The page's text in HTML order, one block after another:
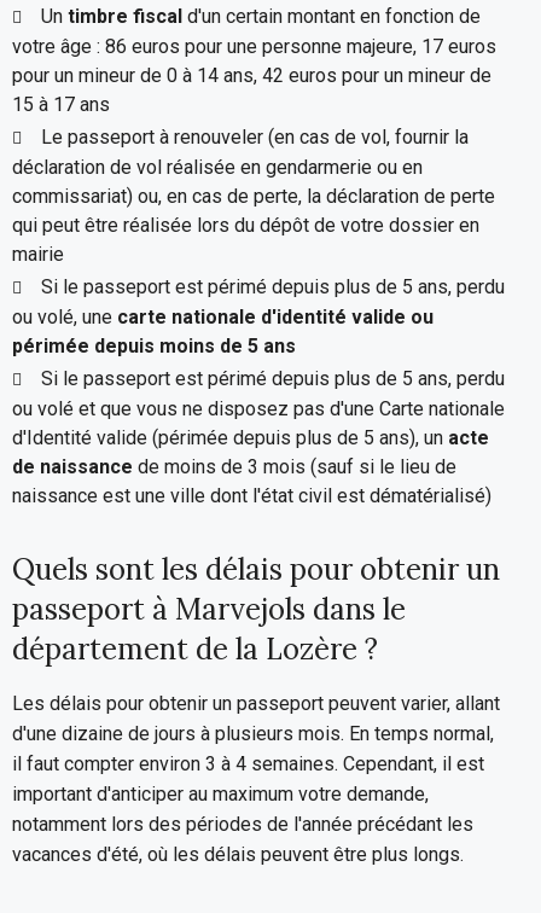
Un timbre fiscal d'un certain montant en fonction de
votre âge : 86 euros pour une personne majeure, 17 euros
pour un mineur de 0 à 14 ans, 42 euros pour un mineur de
15 à 17 ans
Le passeport à renouveler (en cas de vol, fournir la
déclaration de vol réalisée en gendarmerie ou en
commissariat) ou, en cas de perte, la déclaration de perte
qui peut être réalisée lors du dépôt de votre dossier en
mairie
Si le passeport est périmé depuis plus de 5 ans, perdu
ou volé, une carte nationale d'identité valide ou
périmée depuis moins de 5 ans
Si le passeport est périmé depuis plus de 5 ans, perdu
ou volé et que vous ne disposez pas d'une Carte nationale
d'Identité valide (périmée depuis plus de 5 ans), un acte
de naissance de moins de 3 mois (sauf si le lieu de
naissance est une ville dont l'état civil est dématérialisé)
Quels sont les délais pour obtenir un
passeport à Marvejols dans le
département de la Lozère ?
Les délais pour obtenir un passeport peuvent varier, allant
d'une dizaine de jours à plusieurs mois. En temps normal,
il faut compter environ 3 à 4 semaines. Cependant, il est
important d'anticiper au maximum votre demande,
notamment lors des périodes de l'année précédant les
vacances d'été, où les délais peuvent être plus longs.